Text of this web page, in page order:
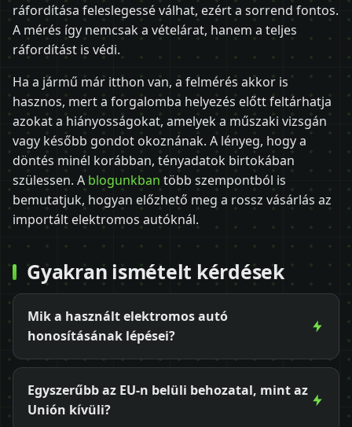
ráfordítása feleslegessé válhat, ezért a sorrend fontos.
A mérés így nemcsak a vételárat, hanem a teljes
ráfordítást is védi.
Ha a jármű már itthon van, a felmérés akkor is
hasznos, mert a forgalomba helyezés előtt feltárhatja
azokat a hiányosságokat, amelyek a műszaki vizsgán
vagy később gondot okoznának. A lényeg, hogy a
döntés minél korábban, tényadatok birtokában
szülessen. A blogunkban több szempontból is
bemutatjuk, hogyan előzhető meg a rossz vásárlás az
importált elektromos autóknál.
Gyakran ismételt kérdések
Mik a használt elektromos autó
honosításának lépései?
Egyszerűbb az EU-n belüli behozatal, mint az
Unión kívüli?